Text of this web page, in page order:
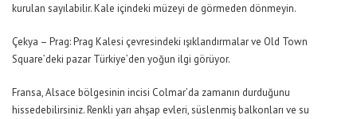
kurulan sayılabilir. Kale içindeki müzeyi de görmeden dönmeyin.
Çekya – Prag: Prag Kalesi çevresindeki ışıklandırmalar ve Old Town
Square’deki pazar Türkiye’den yoğun ilgi görüyor.
Fransa,Alsace bölgesinin incisi Colmar’da zamanın durduğunu
hissedebilirsiniz. Renkli yarı ahşap evleri, süslenmiş balkonları ve su